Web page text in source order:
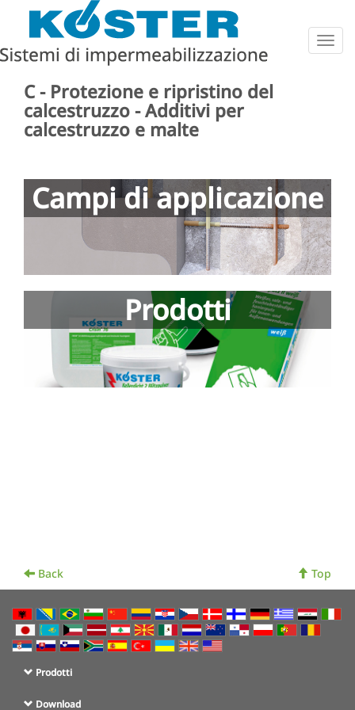
C - Protezione e ripristino del
calcestruzzo - Additivi per
calcestruzzo e malte
Campi di applicazione
Prodotti
Back Top
Prodotti
Download